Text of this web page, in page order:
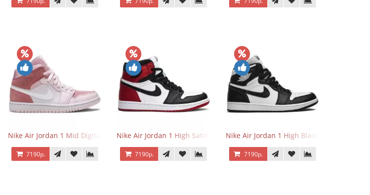
Grey
Nike Air Jordan 1 Mid Digital Pink
7190р.
Nike Air Jordan 1 High Satin Black Toe
7190р.
Nike Air Jordan 1 High Black White
7190р.